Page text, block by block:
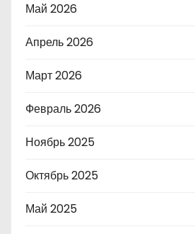
Май 2026
Апрель 2026
Март 2026
Февраль 2026
Ноябрь 2025
Октябрь 2025
Май 2025